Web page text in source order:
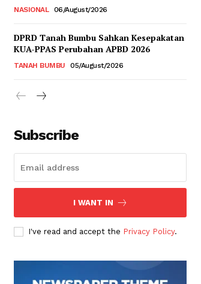
NASIONAL 06/August/2026
DPRD Tanah Bumbu Sahkan Kesepakatan
KUA-PPAS Perubahan APBD 2026
TANAH BUMBU 05/August/2026
Subscribe
I WANT IN
I've read and accept the Privacy Policy.